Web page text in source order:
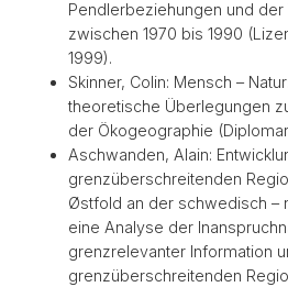
Pendlerbeziehungen und
zwischen 1970 bis 1990
1999).
Skinner, Colin: Mensch –
theoretische Überlegungen
der Ökogeographie
Aschwanden, Alain:
grenzüberschreitenden
Østfold an der schwedisch –
eine Analyse der
grenzrelevanter Information
grenzüberschreitenden